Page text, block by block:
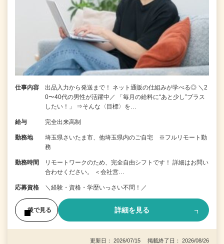
仕事内容
出品入力から発送まで！ ネット通販の仕組みが学べる◎ ＼2
0〜40代の男性が活躍中／ 「毎月の給料に“あと少し”プラス
したい！」 ⇒そんな〈目標〉を…
給与 完全出来高制
勤務地
埼玉県さいたま市、他埼玉県内のご自宅 ※フルリモート勤
務
勤務時間
リモートワークのため、完全自由シフトです！ 詳細はお問い
合わせください。 ＜会社営…
応募資格 ＼経験・資格・学歴いっさい不問！／
後で見る 詳細を見る
更新日： 2026/07/15 掲載終了日： 2026/08/26